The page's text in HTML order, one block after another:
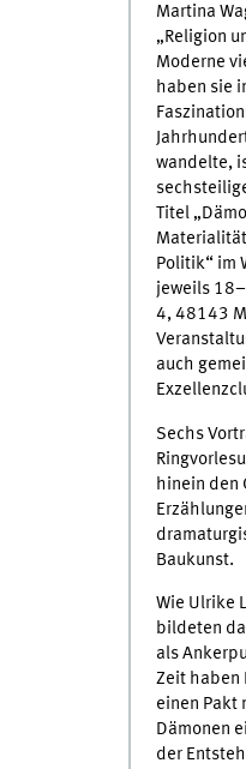
Martina
„Religion
Moderne
haben sie
wandelte,
Titel
Politik“ im
jeweils
4, 48143
auch
Sechs
hinein den
Baukunst.
Wie Ulrike
bildeten
als
Zeit haben
einen Pakt
Dämonen
der